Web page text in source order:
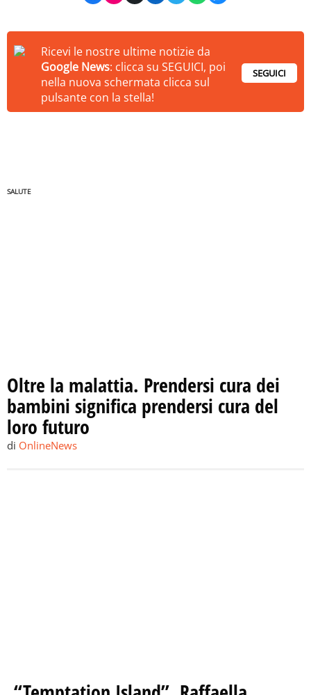
Ricevi le nostre ultime notizie da
Google News: clicca su SEGUICI, poi
nella nuova schermata clicca sul
pulsante con la stella!
SEGUICI
SALUTE
Oltre la malattia. Prendersi cura dei
bambini significa prendersi cura del
loro futuro
di OnlineNews